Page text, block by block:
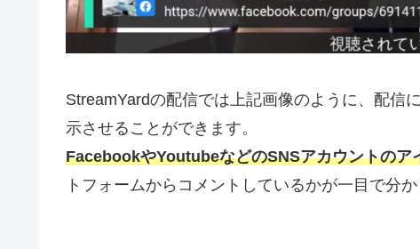
StreamYardの配信では上記画像のように、配信
示させることができます。
FacebookやYoutubeなどのSNSアカウントのア
トフォームからコメントしているかが一目で分か